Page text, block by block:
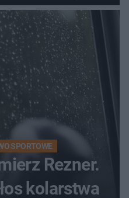
SPORTOWE
Rezner.
kolarstwa